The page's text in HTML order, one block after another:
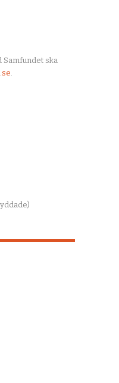
Samfundet ska
.